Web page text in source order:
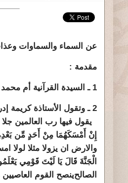
عن السماء والسماوات
مقدمة :
1 ـ السيدة القرآنية أم محمد تسأل عن الفرق بين السماء والسماوات فى القرآن الكريم.
2 ـ وتقول الأستاذة كريمة
يقول فيها رب العالمين
إِنْ أَمْسَكَهُمَا مِنْ أَحَدٍ مِّن بَعْدِهِ
والارض ان يزولا مثلا لولا
الْجَنَّةَ قَالَ يَا لَيْتَ قَوْمِي يَعْلَمُونَ (26) بِمَا غَفَرَ لِي رَبِّي وَجَعَلَنِي مِنْ
الصالحينصح ا لقوم